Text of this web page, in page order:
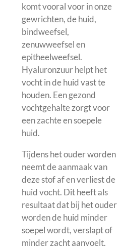
komt vooral voor in onze
gewrichten, de huid,
bindweefsel,
zenuwweefsel en
epitheelweefsel.
Hyaluronzuur helpt het
vocht in de huid vast te
houden. Een gezond
vochtgehalte zorgt voor
een zachte en soepele
huid.
Tijdens het ouder worden
neemt de aanmaak van
deze stof af en verliest de
huid vocht. Dit heeft als
resultaat dat bij het ouder
worden de huid minder
soepel wordt, verslapt of
minder zacht aanvoelt.